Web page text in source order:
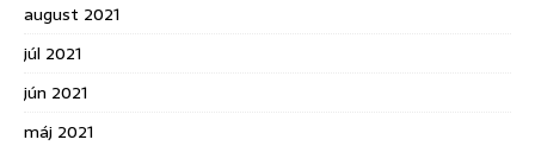
august 2021
júl 2021
jún 2021
máj 2021